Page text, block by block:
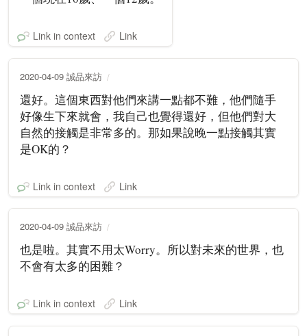
Link in context Link
2020-04-09 誠品來訪
還好。這個東西對他們來講一點都不難，他們隨手
好像生下來就會，我自己也覺得還好，但他們對大
自然的接觸是非常多的。那如果說晚一點接觸其實
是OK的？
Link in context Link
2020-04-09 誠品來訪
也是啦。其實不用太Worry。所以對未來的世界，也
不會有太多的困難？
Link in context Link